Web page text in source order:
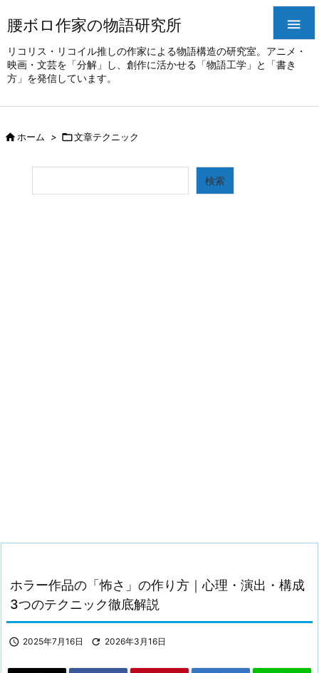
腰ボロ作家の物語研究所
リコリス・リコイル推しの作家による物語構造の研究室。アニメ・
映画・文芸を「分解」し、創作に活かせる「物語工学」と「書き
方」を発信しています。

ホーム > 文章テクニック
検索
ホラー作品の「怖さ」の作り方｜心理・演出・構成
3つのテクニック徹底解説
 2025年7月16日  2026年3月16日